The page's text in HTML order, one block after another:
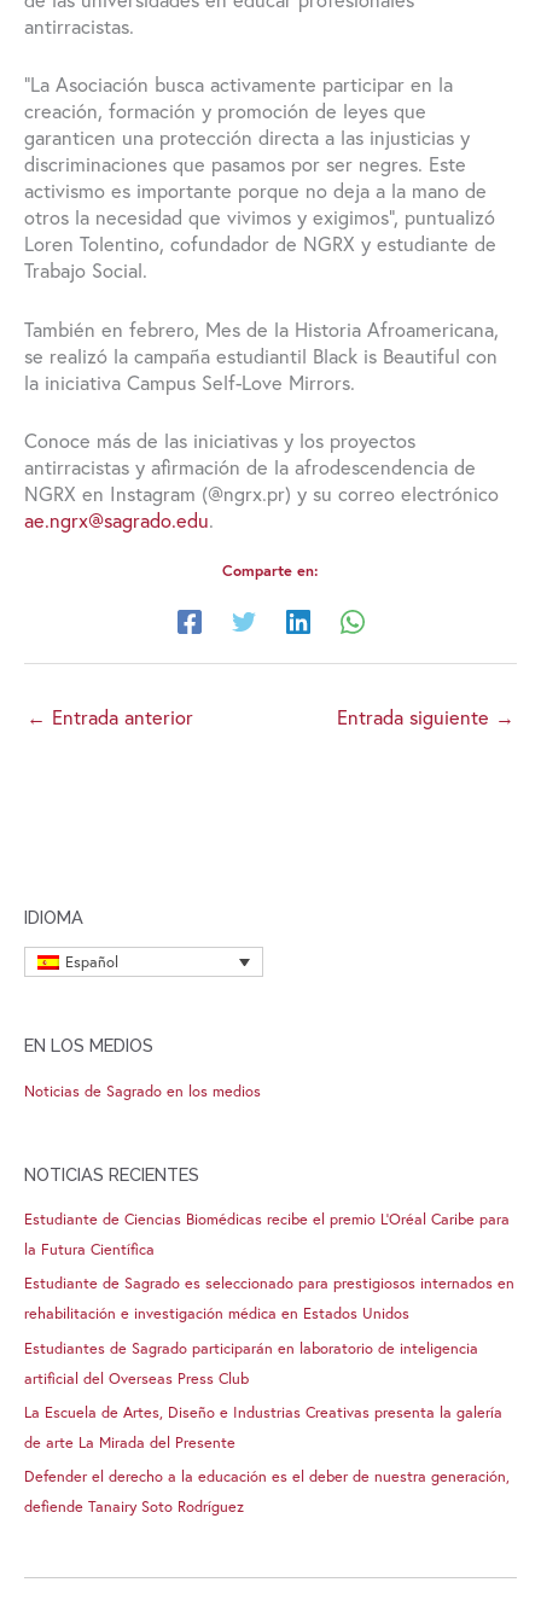
antirracistas.
“La Asociación busca activamente participar en la
creación, formación y promoción de leyes que
garanticen una protección directa a las injusticias y
discriminaciones que pasamos por ser negres. Este
activismo es importante porque no deja a la mano de
otros la necesidad que vivimos y exigimos”, puntualizó
Loren Tolentino, cofundador de NGRX y estudiante de
Trabajo Social.
También en febrero, Mes de la Historia Afroamericana,
se realizó la campaña estudiantil Black is Beautiful con
la iniciativa Campus Self-Love Mirrors.
Conoce más de las iniciativas y los proyectos
antirracistas y afirmación de la afrodescendencia de
NGRX en Instagram (@ngrx.pr) y su correo electrónico
ae.ngrx@sagrado.edu.
Comparte en:
← Entrada anterior Entrada siguiente →
IDIOMA
Español
EN LOS MEDIOS
Noticias de Sagrado en los medios
NOTICIAS RECIENTES
Estudiante de Ciencias Biomédicas recibe el premio L’Oréal Caribe para
la Futura Científica
Estudiante de Sagrado es seleccionado para prestigiosos internados en
rehabilitación e investigación médica en Estados Unidos
Estudiantes de Sagrado participarán en laboratorio de inteligencia
artificial del Overseas Press Club
La Escuela de Artes, Diseño e Industrias Creativas presenta la galería
de arte La Mirada del Presente
Defender el derecho a la educación es el deber de nuestra generación,
defiende Tanairy Soto Rodríguez